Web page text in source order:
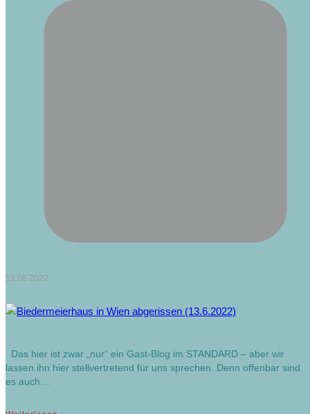
13.06.2022
Das hier ist zwar „nur“ ein Gast-Blog im STANDARD – aber wir
lassen ihn hier stellvertretend für uns sprechen. Denn offenbar sind
es auch…